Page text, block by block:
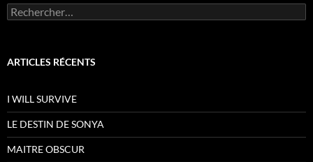
Rechercher :
ARTICLES RÉCENTS
I WILL SURVIVE
LE DESTIN DE SONYA
MAITRE OBSCUR